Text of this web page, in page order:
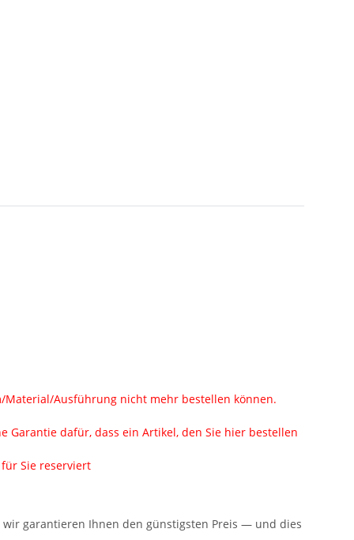
Ausführung nicht mehr bestellen können.
Garantie dafür, dass ein Artikel, den Sie hier bestellen
Sie reserviert
garantieren Ihnen den günstigsten Preis — und dies